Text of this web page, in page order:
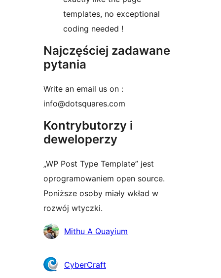
templates, no exceptional
coding needed !
Najczęściej zadawane
pytania
Write an email us on :
info@dotsquares.com
Kontrybutorzy i
deweloperzy
„WP Post Type Template” jest
oprogramowaniem open source.
Poniższe osoby miały wkład w
rozwój wtyczki.
Zaangażowani
Mithu A Quayium
CyberCraft